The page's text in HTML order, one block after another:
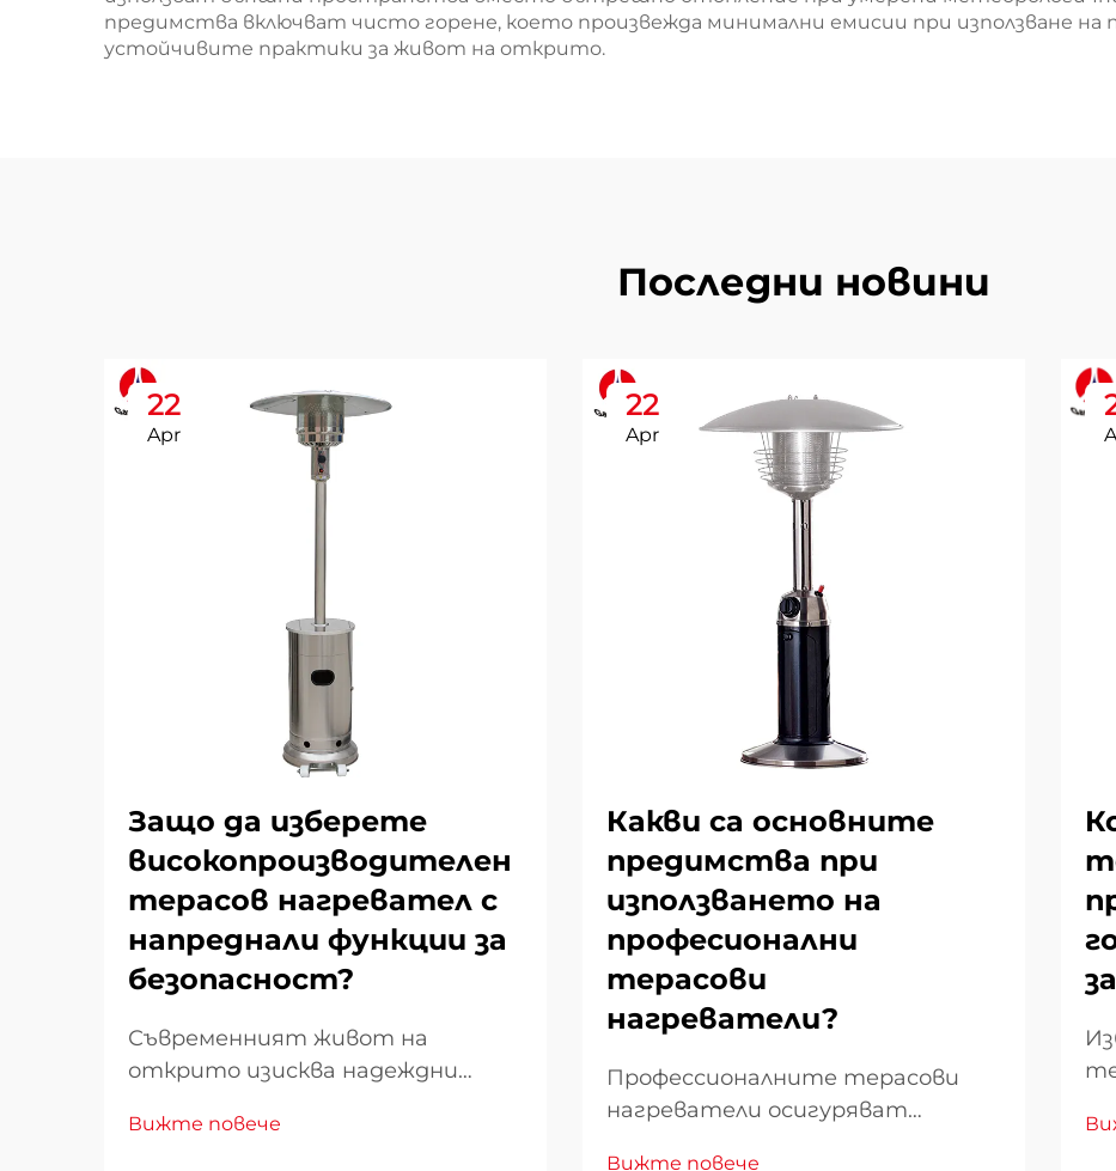
предимства включват чисто горене, което произвежда минимални емисии при използване на
устойчивите практики за живот на открито.
Последни новини
22
Apr
Защо да изберете
високопроизводителен
терасов нагревател с
напреднали функции за
безопасност?
Съвременният живот на
открито изисква надеждни
комбинират ефективност с
Вижте повече
22
Apr
Какви са основните
предимства при
използването на
професионални
терасови
нагреватели?
Профессионалните терасови
нагреватели осигуряват
Вижте повече